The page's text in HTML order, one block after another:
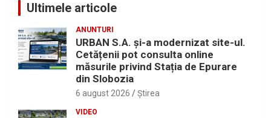
Ultimele articole
ANUNTURI
URBAN S.A. și-a modernizat site-ul.
Cetățenii pot consulta online
măsurile privind Stația de Epurare
din Slobozia
6 august 2026 Ştirea
VIDEO